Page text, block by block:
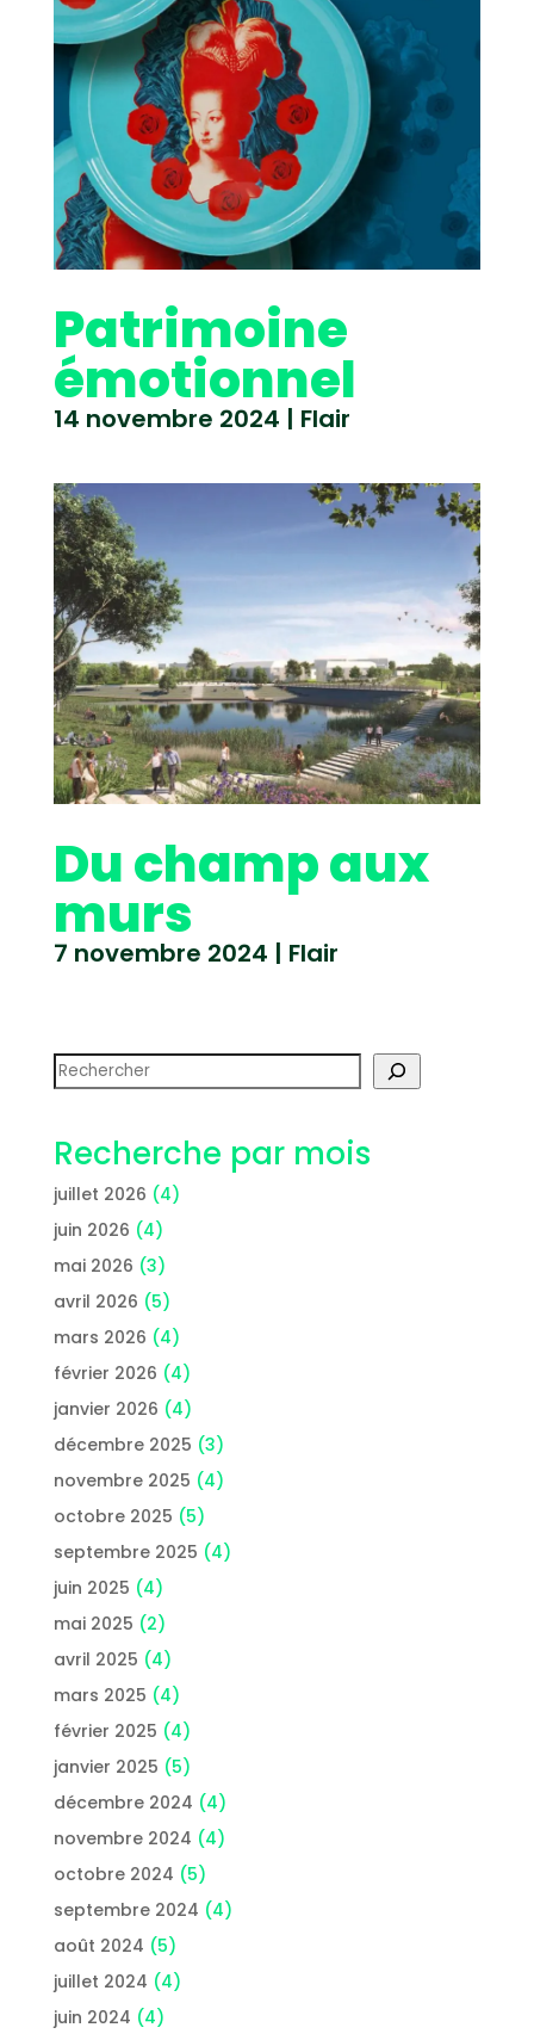
Patrimoine
émotionnel
14 novembre 2024 | Flair
Du champ aux
murs
7 novembre 2024 | Flair
Rechercher
Recherche par mois
juillet 2026 (4)
juin 2026 (4)
mai 2026 (3)
avril 2026 (5)
mars 2026 (4)
février 2026 (4)
janvier 2026 (4)
décembre 2025 (3)
novembre 2025 (4)
octobre 2025 (5)
septembre 2025 (4)
juin 2025 (4)
mai 2025 (2)
avril 2025 (4)
mars 2025 (4)
février 2025 (4)
janvier 2025 (5)
décembre 2024 (4)
novembre 2024 (4)
octobre 2024 (5)
septembre 2024 (4)
août 2024 (5)
juillet 2024 (4)
juin 2024 (4)